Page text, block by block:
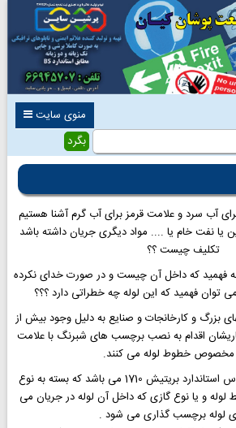
منوی سایت
آب سرد و علامت قرمز برای آب گرم آشنا هستیم
یا نفت خام یا .... مواد دیگری جریان داشته باشد
تکلیف چیست ؟؟
فهمید که داخل آن چیست و در صورت خدای نکرده
توان فهمید که این لوله چه خطراتی دارد ؟؟؟
بزرگ و کارخانجات و صنایع به دلیل وجود بیش از
اقدام به نصب برچسب های شبرنگ با علامت
مخصوص خطوط لوله می کنند.
این کدگذاری ها بر اساس استاندارد بریتیش 1710 می باشد که بسته به نوع
و یا نوع گازی که داخل آن لوله در جریان می
لوله برچسب گذاری می شود .